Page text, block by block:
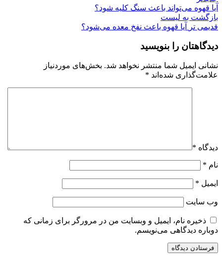
آیا قهوه می‌تواند باعث سنگ کلیه شود؟
بازگشت به لیست
قدیمی تر
آیا قهوه باعث نفخ معده می‌شود؟
دیدگاهتان را بنویسید
نشانی ایمیل شما منتشر نخواهد شد. بخش‌های موردنیاز
علامت‌گذاری شده‌اند *
دیدگاه *
نام *
ایمیل *
وب‌ سایت
ذخیره نام، ایمیل و وبسایت من در مرورگر برای زمانی که
دوباره دیدگاهی می‌نویسم.